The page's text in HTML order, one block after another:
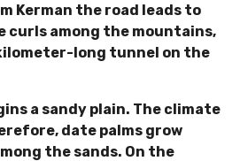
Kerman the road leads to
curls among the mountains,
long tunnel on the
a sandy plain. The climate
date palms grow
the sands. On the